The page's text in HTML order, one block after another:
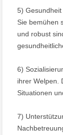
5)
Sie bemühen
und robust
6)
ihrer Welpen.
Situationen
7)